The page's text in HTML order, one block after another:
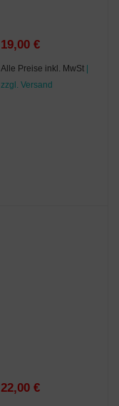
19,00 €
Alle Preise inkl. MwSt |
zzgl. Versand
22,00 €